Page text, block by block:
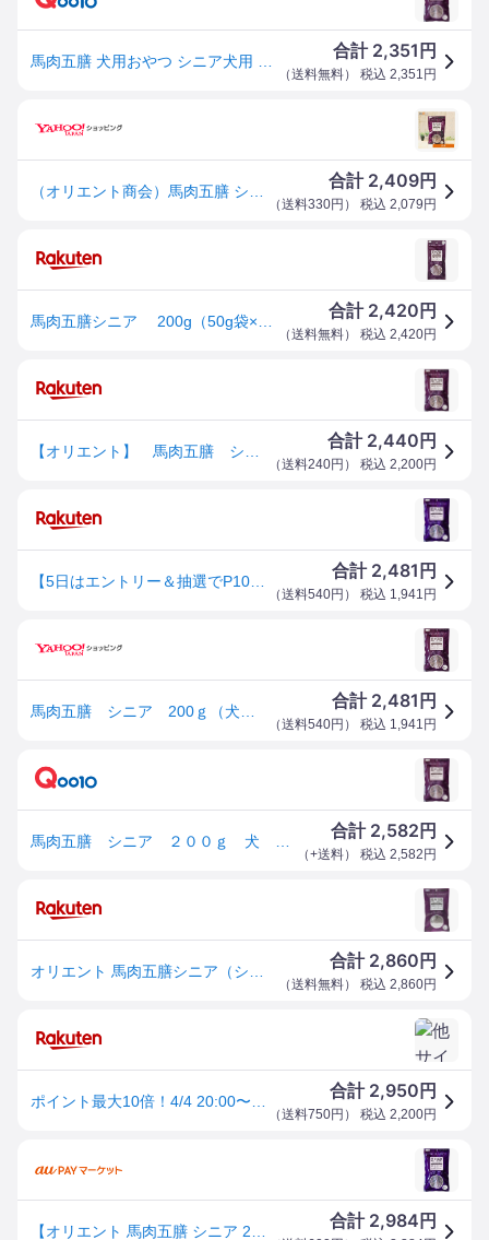
合計 2,351 円
（送料無料） 税込 2,351 円
合計 2,409円
（送料330円 ） 税込 2,079 円
合計 2,420 円
（送料無料） 税込 2,420円
合計 2,440 円
（送料240円 ） 税込 2,200円
合計 2,481 円
（送料540円 ） 税込 1,941 円
合計 2,481 円
（送料540円 ） 税込 1,941 円
合計 2,582 円
（+送料） 税込 2,582 円
合計 2,860 円
（送料無料） 税込 2,860円
合計 2,950 円
（送料750円 ） 税込 2,200円
合計 2,984 円